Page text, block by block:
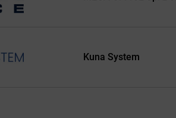
Kuna System